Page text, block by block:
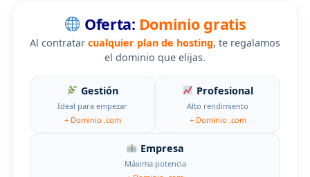
Oferta: Dominio gratis
Al contratar cualquier plan de hosting, te regalamos
el dominio que elijas.
Gestión
Ideal para empezar
+ Dominio .com
Profesional
Alto rendimiento
+ Dominio .com
Empresa
Máxima potencia